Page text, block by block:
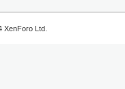
XenForo Ltd.